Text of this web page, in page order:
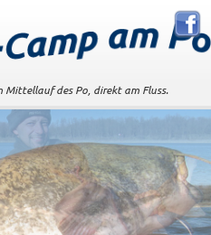
Mittellauf des Po, direkt am Fluss.